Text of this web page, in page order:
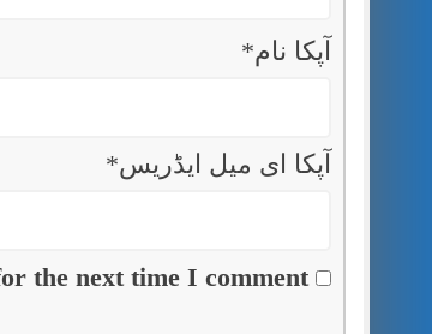
آپکا نام*
آپکا ای میل ایڈریس*
the next time I comment.